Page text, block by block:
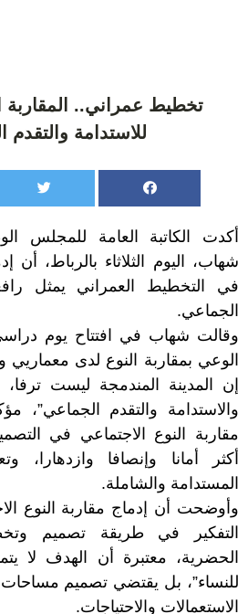
تخطيط عمراني.. المقاربة
للاستدامة والتقدم
أكدت الكاتبة العامة للمجلس
شهاب، اليوم الثلاثاء بالرباط، أن
في التخطيط العمراني يمثل
الجماعي.
وقالت شهاب في افتتاح يوم
الوعي بمقاربة النوع لدى معماريي
إن المدينة المندمجة ليست
والاستدامة والتقدم الجماعي”،
مقاربة النوع الاجتماعي في
أكثر أمانا وإنصافا وازدهارا،
المستدامة والشاملة.
وأوضحت أن إدماج مقاربة النوع
التفكير في طريقة تصميم
الحضرية، معتبرة أن الهدف لا
للنساء”، بل يقتضي تصميم مساحات
الاستعمالات والاحتياجات.